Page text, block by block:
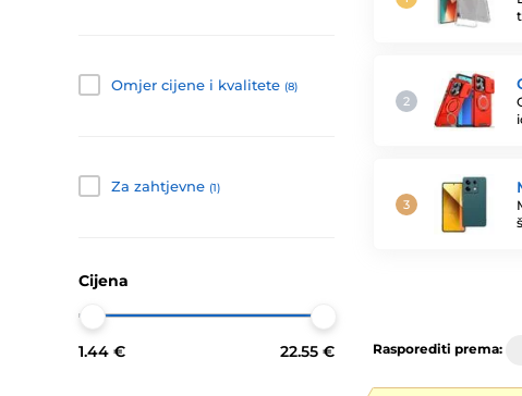
Omjer cijene i kvalitete (8)
Za zahtjevne (1)
Cijena
1.44 € 22.55 € Rasporediti prema: